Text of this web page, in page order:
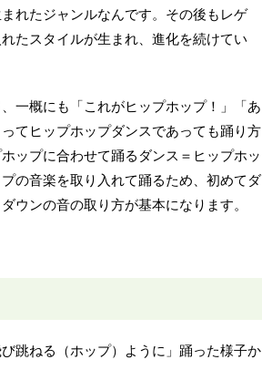
れたジャンルなんです。その後もレゲ
たスタイルが生まれ、進化を続けてい
一概にも「これがヒップホップ！」「あ
てヒップホップダンスであっても踊り方
ップに合わせて踊るダンス＝ヒップホッ
の音楽を取り入れて踊るため、初めてダ
ウンの音の取り方が基本になります。
跳ねる（ホップ）ように」踊った様子か